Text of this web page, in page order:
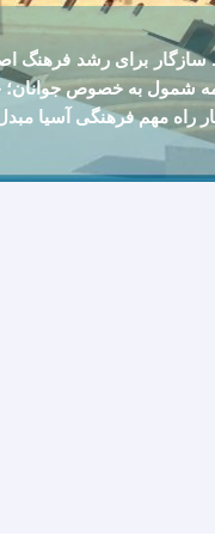
برای رشد فرهنگ
شمول به خصوص
راه مهم فرهنگی آسيا